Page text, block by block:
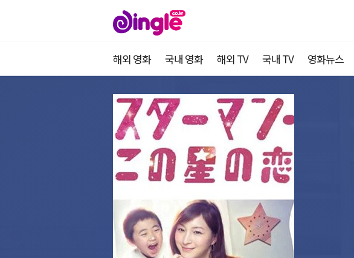
해외 영화 국내 영화 해외 TV 국내 TV 영화뉴스